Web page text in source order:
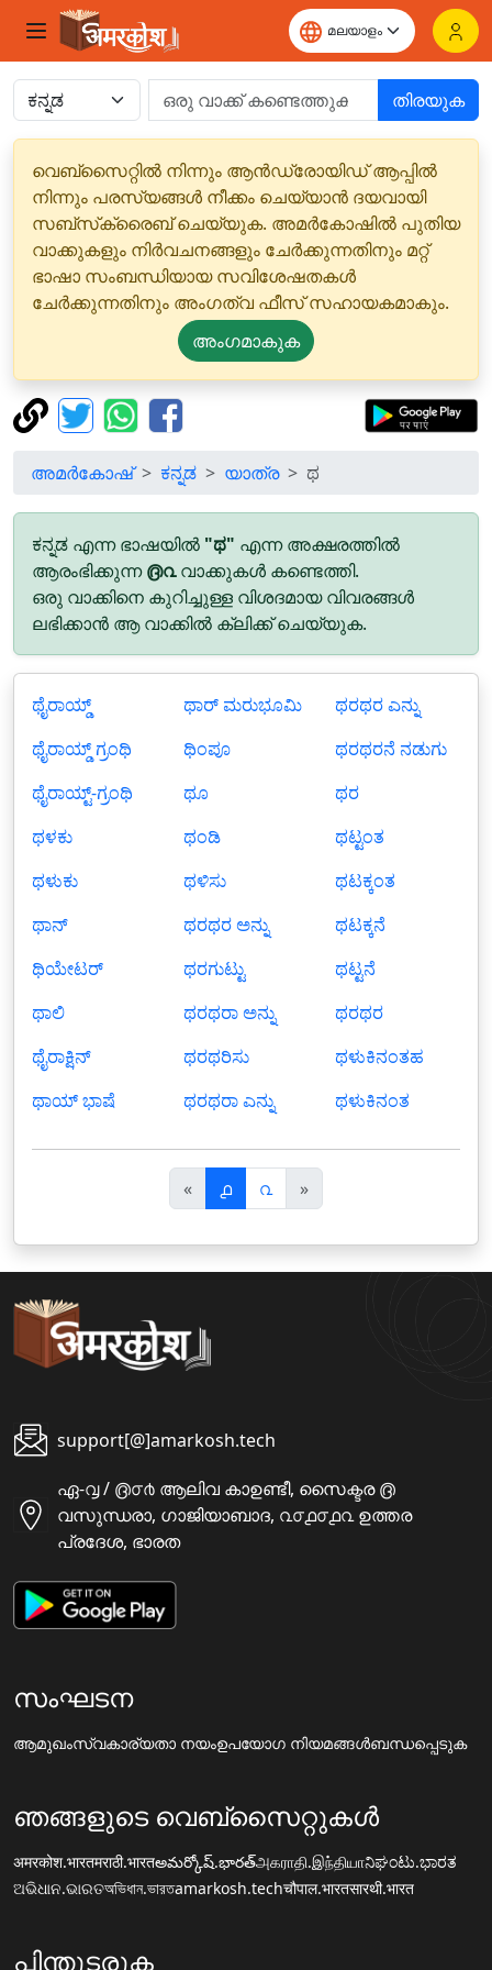
തിരയുക
വെബ്‌സൈറ്റിൽ നിന്നും ആൻഡ്രോയിഡ് ആപ്പിൽ
നിന്നും പരസ്യങ്ങൾ നീക്കം ചെയ്യാൻ ദയവായി
സബ്‌സ്‌ക്രൈബ് ചെയ്യുക. അമർകോഷിൽ പുതിയ
വാക്കുകളും നിർവചനങ്ങളും ചേർക്കുന്നതിനും മറ്റ്
ഭാഷാ സംബന്ധിയായ സവിശേഷതകൾ
ചേർക്കുന്നതിനും അംഗത്വ ഫീസ് സഹായകമാകും.
അംഗമാകുക
അമർകോഷ് ಕನ್ನಡ യാത്ര ಥ
ಕನ್ನಡ എന്ന ഭാഷയിൽ "ಥ" എന്ന അക്ഷരത്തിൽ
ആരംഭിക്കുന്ന൫൨വാക്കുകൾ കണ്ടെത്തി.
ഒരു വാക്കിനെ കുറിച്ചുള്ള വിശദമായ വിവരങ്ങൾ
ലഭിക്കാൻ ആ വാക്കിൽ ക്ലിക്ക് ചെയ്യുക.
ಥೈರಾಯ್ಡ್
ಥೈರಾಯ್ಡ್ ಗ್ರಂಥಿ
ಥೈರಾಯ್ಟ್-ಗ್ರಂಥಿ
ಥಳಕು
ಥಳುಕು
ಥಾನ್
ಥಿಯೇಟರ್
ಥಾಲಿ
ಥೈರಾಕ್ಷಿನ್
ಥಾಯ್ ಭಾಷೆ
ಥಾರ್ ಮರುಭೂಮಿ
ಥಿಂಪೂ
ಥೂ
ಥಂಡಿ
ಥಳಿಸು
ಥರಥರ ಅನ್ನು
ಥರಗುಟ್ಟು
ಥರಥರಾ ಅನ್ನು
ಥರಥರಿಸು
ಥರಥರಾ ಎನ್ನು
ಥರಥರ ಎನ್ನು
ಥರಥರನೆ ನಡುಗು
ಥರ
ಥಟ್ಟಂತ
ಥಟಕ್ಕಂತ
ಥಟಕ್ಕನೆ
ಥಟ್ಟನೆ
ಥರಥರ
ಥಳುಕಿನಂತಹ
ಥಳುಕಿನಂತ
«पि
छ
ला
൧ ൨ »अ
ग
ला
support[@]amarkosh.tech
ഏ-൮ / ൫൦൪ ആലിവ കാഉണ്ടീ, സൈക്ടര ൫
വസുന്ധരാ, ഗാജിയാബാദ, ൨൦൧൦൧൨ ഉത്തര
പ്രദേശ, ഭാരത
സംഘടന
ആമുഖംസ്വകാര്യതാ നയംഉപയോഗ നിയമങ്ങൾബന്ധപ്പെടുക
ഞങ്ങളുടെ വെബ്സൈറ്റുകൾ
अमरकोश.भारतमराठी.भारतఅమర్కోష్.భారత్அகராதி.இந்தியாನಿಘಂಟು.ಭಾರತ
ଅଭିଧାନ.ଭାରତঅভিধান.ভারতamarkosh.techचौपाल.भारतसारथी.भारत
പിന്തുടരുക